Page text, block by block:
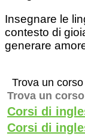
Insegnare le
contesto di
generare
Trova un
Trova un
Corsi di
Corsi di